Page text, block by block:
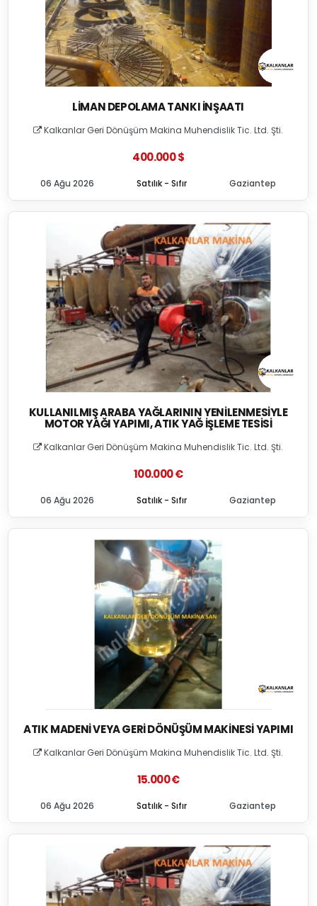
LIMAN DEPOLAMA TANKI İNŞAATI
Kalkanlar Geri Dönüşüm Makina Muhendislik Tic. Ltd. Şti.
400.000 $
Satılık - Sıfır
06 Ağu 2026 Gaziantep
KULLANILMIŞ ARABA YAĞLARININ YENILENMESIYLE
MOTOR YAĞI YAPIMI, ATIK YAĞ İŞLEME TESISI
Kalkanlar Geri Dönüşüm Makina Muhendislik Tic. Ltd. Şti.
100.000 €
Satılık - Sıfır
06 Ağu 2026 Gaziantep
ATIK MADENI VEYA GERI DÖNÜŞÜM MAKINESI YAPIMI
Kalkanlar Geri Dönüşüm Makina Muhendislik Tic. Ltd. Şti.
15.000 €
Satılık - Sıfır
06 Ağu 2026 Gaziantep